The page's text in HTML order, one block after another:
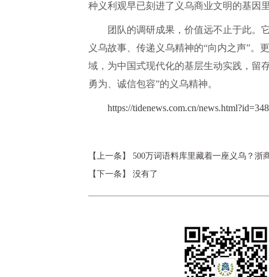
种义利观早已刻进了义乌商业文明的基因
团队的调研成果，价值远不止于此。
义乌故事、传递义乌精神的“向内之声”。
域，为中国式现代化的基层生动实践，留
勇为、诚信包容”的义乌精神。
https://tidenews.com.cn/
【上一条】 500万词语料库里藏着一座义乌？浙
【下一条】 没有了